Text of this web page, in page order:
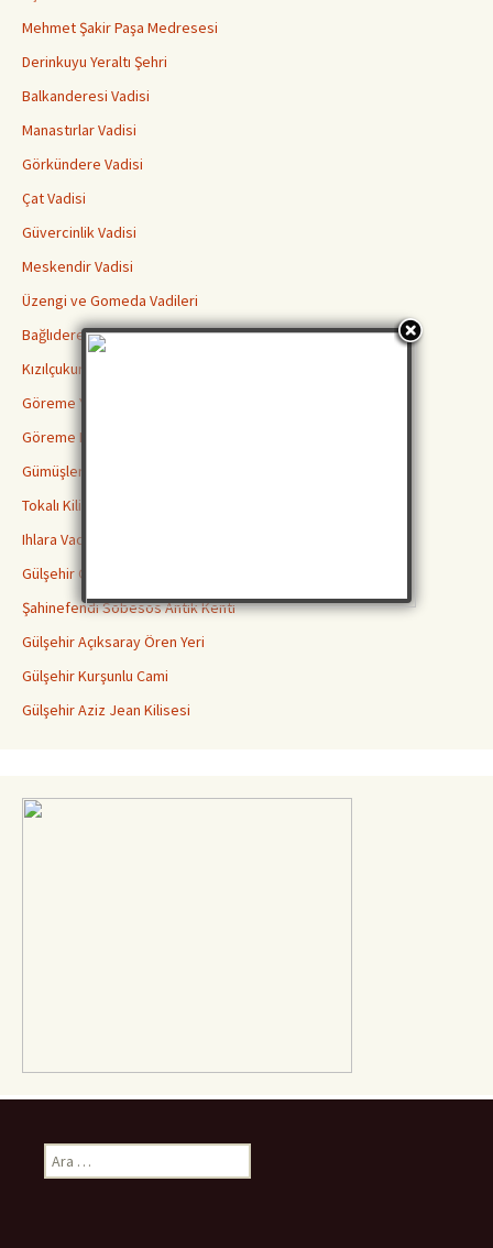
Mehmet Şakir Paşa Medresesi
Derinkuyu Yeraltı Şehri
Balkanderesi Vadisi
Manastırlar Vadisi
Görkündere Vadisi
Çat Vadisi
Güvercinlik Vadisi
Meskendir Vadisi
Üzengi ve Gomeda Vadileri
Bağlıdere Aşk Vadisi
Kızılçukur Vadisi Ortahisar
Göreme Yılanlı Kilisesi
Göreme Karanlık Kilise
Gümüşler Manastırı Niğde
Tokalı Kilise Göreme
Ihlara Vadisi Peristrama Güzelyurt Aksaray
Gülşehir Göstesin Ovaören Yassı Höyük
Şahinefendi Sobesos Antik Kenti
Gülşehir Açıksaray Ören Yeri
Gülşehir Kurşunlu Cami
Gülşehir Aziz Jean Kilisesi
Arama: